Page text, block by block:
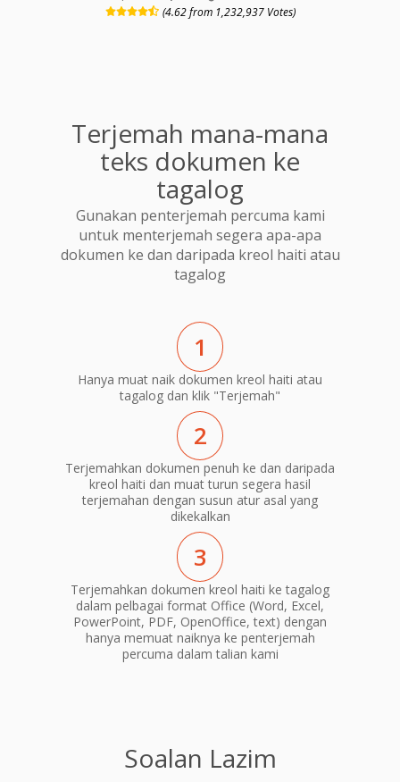
(4.62 from 1,232,937 Votes)
Terjemah mana-mana
teks dokumen ke
tagalog
Gunakan penterjemah percuma kami
untuk menterjemah segera apa-apa
dokumen ke dan daripada kreol haiti atau
tagalog
1
Hanya muat naik dokumen kreol haiti atau
tagalog dan klik "Terjemah"
2
Terjemahkan dokumen penuh ke dan daripada
kreol haiti dan muat turun segera hasil
terjemahan dengan susun atur asal yang
dikekalkan
3
Terjemahkan dokumen kreol haiti ke tagalog
dalam pelbagai format Office (Word, Excel,
PowerPoint, PDF, OpenOffice, text) dengan
hanya memuat naiknya ke penterjemah
percuma dalam talian kami
Soalan Lazim